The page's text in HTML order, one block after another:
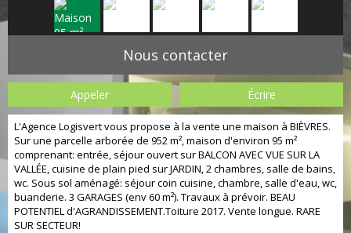
Nous contacter
Appeler Écrire
L'Agence Logisvert vous propose à la vente une maison à BIÈVRES.
Sur une parcelle arborée de 952 m², maison d'environ 95 m²
comprenant: entrée, séjour ouvert sur BALCON AVEC VUE SUR LA
VALLÉE, cuisine de plain pied sur JARDIN, 2 chambres, salle de bains,
wc. Sous sol aménagé: séjour coin cuisine, chambre, salle d'eau, wc,
buanderie. 3 GARAGES (env 60 m²). Travaux à prévoir. BEAU
POTENTIEL d'AGRANDISSEMENT.Toiture 2017. Vente longue. RARE
SUR SECTEUR!